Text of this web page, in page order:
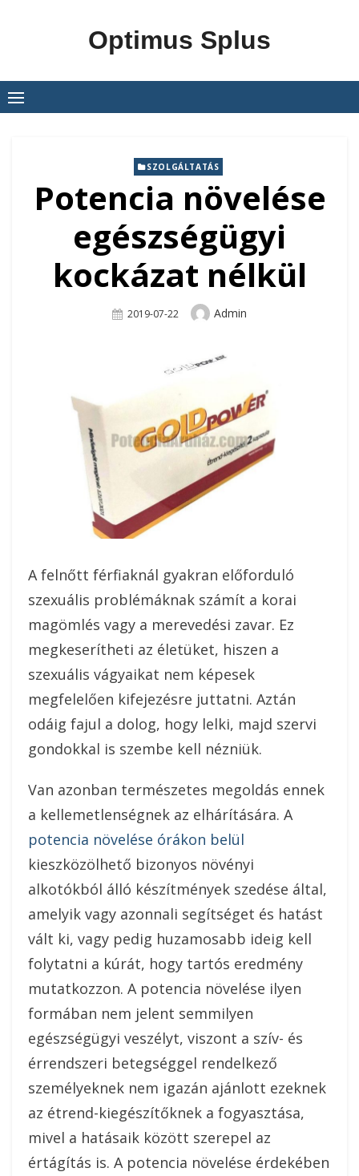
Optimus Splus
SZOLGÁLTATÁS
Potencia növelése
egészségügyi
kockázat nélkül
Posted
2019-07-22 Author
Admin
A felnőtt férfiaknál gyakran előforduló
szexuális problémáknak számít a korai
magömlés vagy a merevedési zavar. Ez
megkeserítheti az életüket, hiszen a
szexuális vágyaikat nem képesek
megfelelően kifejezésre juttatni. Aztán
odáig fajul a dolog, hogy lelki, majd szervi
gondokkal is szembe kell nézniük.
Van azonban természetes megoldás ennek
a kellemetlenségnek az elhárítására. A
potencia növelése órákon belül
kieszközölhető bizonyos növényi
alkotókból álló készítmények szedése által,
amelyik vagy azonnali segítséget és hatást
vált ki, vagy pedig huzamosabb ideig kell
folytatni a kúrát, hogy tartós eredmény
mutatkozzon. A potencia növelése ilyen
formában nem jelent semmilyen
egészségügyi veszélyt, viszont a szív- és
érrendszeri betegséggel rendelkező
személyeknek nem igazán ajánlott ezeknek
az étrend-kiegészítőknek a fogyasztása,
mivel a hatásaik között szerepel az
értágítás is. A potencia növelése érdekében